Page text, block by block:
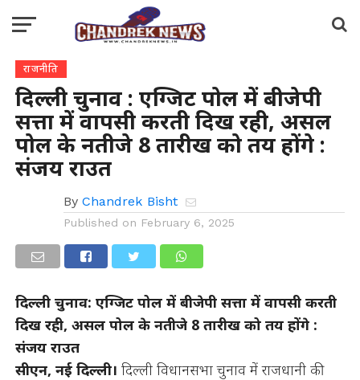
राजनीति
दिल्ली चुनाव : एग्जिट पोल में बीजेपी
सत्ता में वापसी करती दिख रही, असल
पोल के नतीजे 8 तारीख को तय होंगे :
संजय राउत
By Chandrek Bisht
Published on February 6, 2025
दिल्ली चुनाव: एग्जिट पोल में बीजेपी सत्ता में वापसी करती
दिख रही, असल पोल के नतीजे 8 तारीख को तय होंगे :
संजय राउत
सीएन, नई दिल्ली। दिल्ली विधानसभा चुनाव में राजधानी की